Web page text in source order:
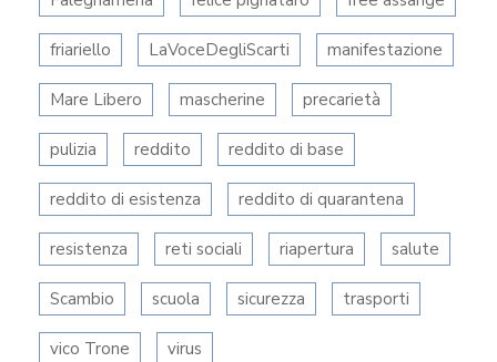
friariello LaVoceDegliScarti manifestazione
Mare Libero mascherine precarietà
pulizia reddito reddito di base
reddito di esistenza reddito di quarantena
resistenza reti sociali riapertura salute
Scambio scuola sicurezza trasporti
vico Trone virus